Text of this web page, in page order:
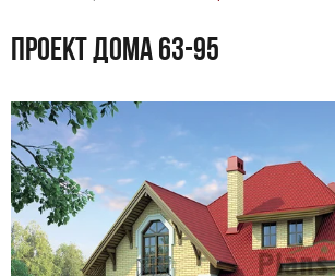
Проект дома 63-95